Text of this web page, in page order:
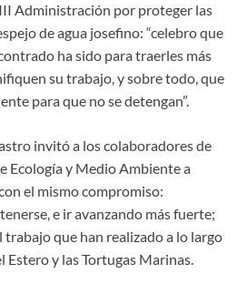
Administración por proteger las
de agua josefino: “celebro que
ha sido para traerles más
su trabajo, y sobre todo, que
para que no se detengan”.
invitó a los colaboradores de
Ecología y Medio Ambiente a
el mismo compromiso:
e ir avanzando más fuerte;
trabajo que han realizado a lo largo
Estero y las Tortugas Marinas.